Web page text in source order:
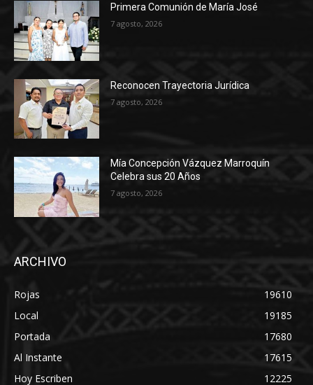
Primera Comunión de María José
7 agosto, 2026
Reconocen Trayectoria Jurídica
7 agosto, 2026
Mía Concepción Vázquez Marroquín
Celebra sus 20 Años
7 agosto, 2026
ARCHIVO
Rojas
19610
Local
19185
Portada
17680
Al Instante
17615
Hoy Escriben
12225